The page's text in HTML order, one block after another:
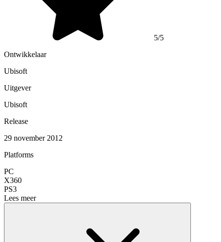
5/5
Ontwikkelaar
Ubisoft
Uitgever
Ubisoft
Release
29 november 2012
Platforms
PC
X360
PS3
Lees meer